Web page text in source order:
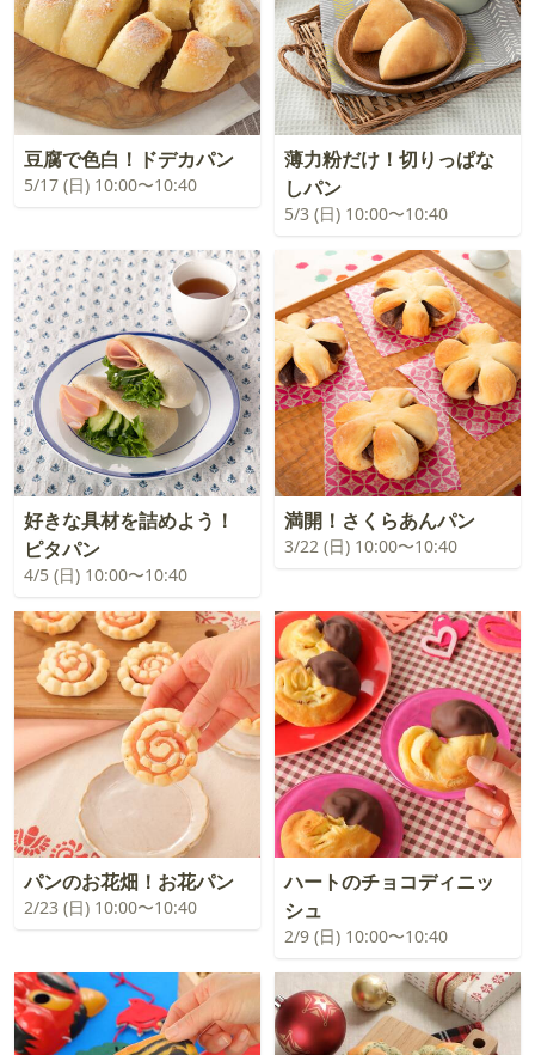
豆腐で色白！ドデカパン
5/17 (日) 10:00〜10:40
薄力粉だけ！切りっぱな
しパン
5/3 (日) 10:00〜10:40
好きな具材を詰めよう！
ピタパン
4/5 (日) 10:00〜10:40
満開！さくらあんパン
3/22 (日) 10:00〜10:40
パンのお花畑！お花パン
2/23 (日) 10:00〜10:40
ハートのチョコディニッ
シュ
2/9 (日) 10:00〜10:40